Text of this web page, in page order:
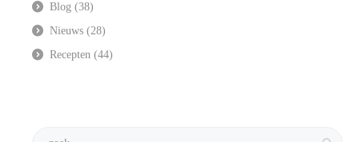
Blog (38)
Nieuws (28)
Recepten (44)